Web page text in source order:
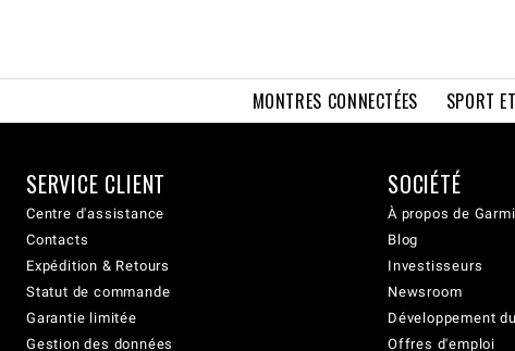
MONTRES CONNECTÉES SPORT
SERVICE CLIENT
Centre d'assistance
Contacts
Expédition & Retours
Statut de commande
Garantie limitée
Gestion des données
SOCIÉTÉ
À propos de
Blog
Investisseurs
Newsroom
Développement
Offres d'emploi